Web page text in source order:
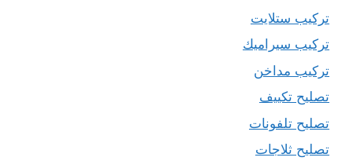
تركيب ستلايت
تركيب سيراميك
تركيب مداخن
تصليح تكييف
تصليح تلفونات
تصليح ثلاجات